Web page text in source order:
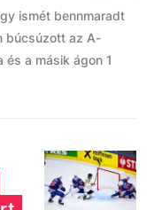
ismét bennmaradt
búcsúzott az A-
és a másik ágon 1